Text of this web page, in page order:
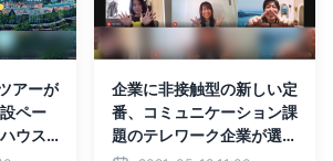
アーが
ペー
ウス
企業に非接触型の新しい定
番、コミュニケーション課
題のテレワーク企業が選ぶ